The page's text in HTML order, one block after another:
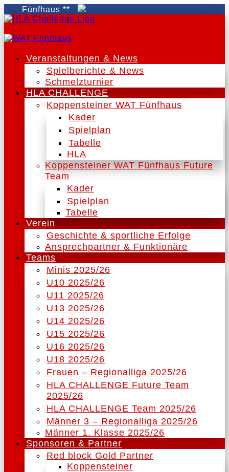
Fünfhaus **
Veranstaltungen & News
Spielberichte & News
Schmelzturnier
HLA CHALLENGE
Koppensteiner WAT Fünfhaus
Kader
Spielplan
Tabelle
HLA
Koppensteiner WAT Fünfhaus Future
Team
Kader
Spielplan
Tabelle
Verein
Geschichte & sportliche Erfolge
Ansprechpartner & Funktionäre
Teams
Minis 2025/26
U10 2025/26
U11 2025/26
U13 2025/26
U14 2025/26
U15 2025/26
U16 2025/26
U18 2025/26
Frauen – Regionalliga 2025/26
HLA CHALLENGE Future Team
2025/26
HLA CHALLENGE Team 2025/26
Männer 3 – Regionalliga 2025/26
Männer 1. Klasse 2025/26
Sponsoren & Partner
Red block Gold Partner
Koppensteiner